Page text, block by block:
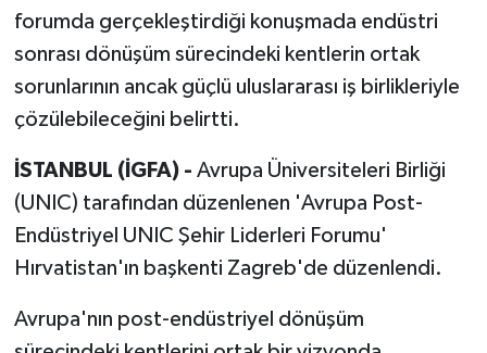
forumda gerçekleştirdiği konuşmada endüstri
sonrası dönüşüm sürecindeki kentlerin ortak
sorunlarının ancak güçlü uluslararası iş birlikleriyle
çözülebileceğini belirtti.
İSTANBUL (İGFA) - Avrupa Üniversiteleri Birliği
(UNIC) tarafından düzenlenen 'Avrupa Post-
Endüstriyel UNIC Şehir Liderleri Forumu'
Hırvatistan'ın başkenti Zagreb'de düzenlendi.
Avrupa'nın post-endüstriyel dönüşüm